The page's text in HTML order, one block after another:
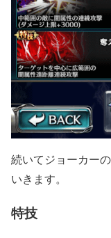
続いてジョーカー
いきます。
特技